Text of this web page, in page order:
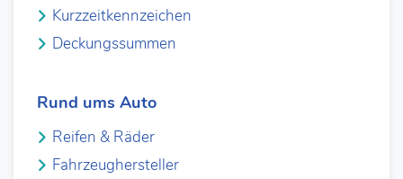
Kurzzeitkennzeichen
Deckungssummen
Rund ums Auto
Reifen & Räder
Fahrzeughersteller